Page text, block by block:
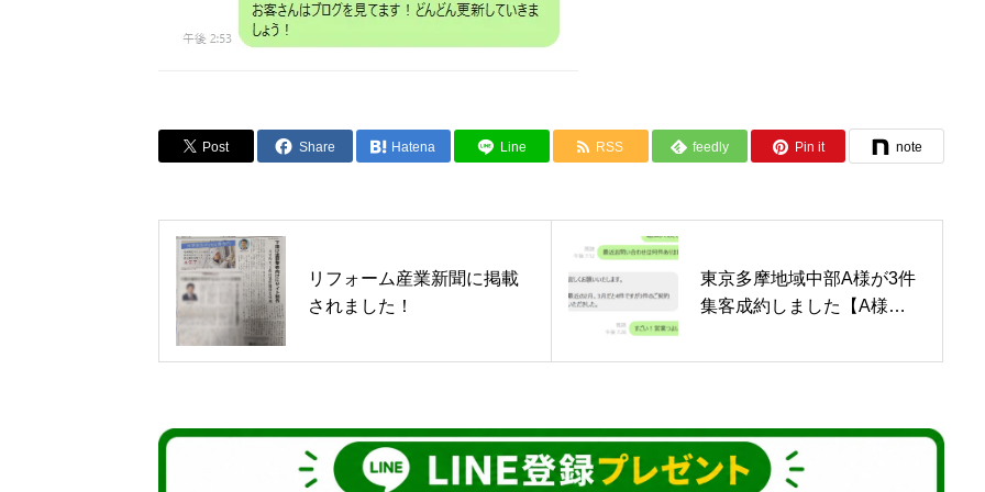
ホームページ
YouTube＆
集客できまし
Post Share Hatena Line RSS feedly Pin it note
リフォーム産業新聞に掲載
されました！
東京多摩地域中部A様が3件
集客成約しました【A様の